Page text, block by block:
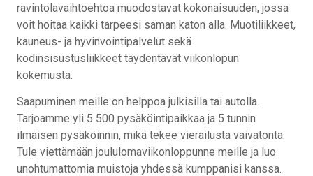
ravintolavaihtoehtoa muodostavat kokonaisuuden, jossa
voit hoitaa kaikki tarpeesi saman katon alla. Muotiliikkeet,
kauneus- ja hyvinvointipalvelut sekä
kodinsisustusliikkeet täydentävät viikonlopun
kokemusta.
Saapuminen meille on helppoa julkisilla tai autolla.
Tarjoamme yli 5 500 pysäköintipaikkaa ja 5 tunnin
ilmaisen pysäköinnin, mikä tekee vierailusta vaivatonta.
Tule viettämään joululomaviikonloppunne meille ja luo
unohtumattomia muistoja yhdessä kumppanisi kanssa.